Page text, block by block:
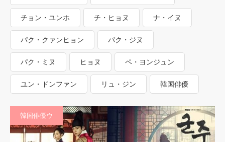
チョン・ユンホ チ・ヒョヌ ナ・イヌ
パク・クァンヒョン パク・ジヌ
パク・ミヌ ヒョヌ ペ・ヨンジュン
ユン・ドンファン リュ・ジン 韓国俳優
韓国俳優ウ